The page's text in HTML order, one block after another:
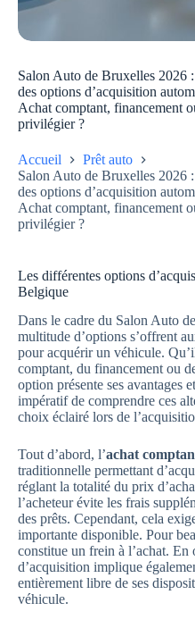
Salon Auto de Bruxelles 2026
des options d’acquisition
Achat comptant, financement
privilégier ?
Accueil
Prêt auto
Salon Auto de Bruxelles 2026
des options d’acquisition
Achat comptant, financement
privilégier ?
Les différentes options
Belgique
Dans le cadre du Salon Auto
multitude d’options s’offrent
pour acquérir un véhicule.
comptant, du financement ou
option présente ses avantages
impératif de comprendre ces
choix éclairé lors de
Tout d’abord, l’achat
traditionnelle permettant
réglant la totalité du prix
l’acheteur évite les frais
des prêts. Cependant, cela
importante disponible. Pour
constitue un frein à l’achat. En
d’acquisition implique
entièrement libre de ses
véhicule.